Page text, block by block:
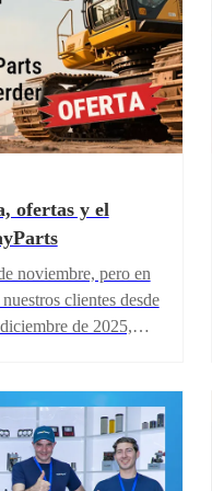
ofertas y el
noviembre, pero en
clientes desde
de 2025,
agrícola. ¡No
ocurre una vez al año!